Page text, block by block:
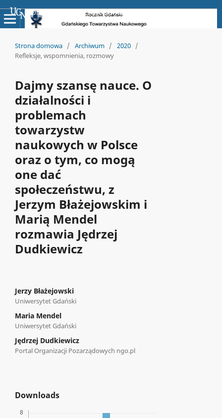
Uniwersyteckie Czasopisma Naukowe
Strona domowa / Archiwum / 2020 /
Refleksje, wspomnienia, rozmowy
Dajmy szansę nauce. O
działalności i
problemach
towarzystw
naukowych w Polsce
oraz o tym, co mogą
one dać
społeczeństwu, z
Jerzym Błażejowskim i
Marią Mendel
rozmawia Jędrzej
Dudkiewicz
Jerzy Błażejowski
Uniwersytet Gdański
Maria Mendel
Uniwersytet Gdański
Jędrzej Dudkiewicz
Portal Organizacji Pozarządowych ngo.pl
Downloads